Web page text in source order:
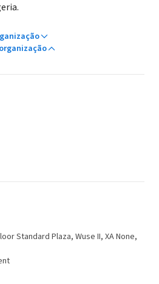
Standard Plaza, Wuse II, XA None,